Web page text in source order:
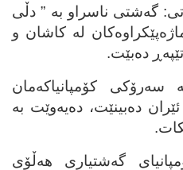
گه‌شتی ناسراو به‌ ” دڵی
له‌ کاشان و
ده‌بێت.
کۆمپانیاکه‌مان
ده‌بینێت، ده‌یه‌وێت به‌
گه‌شتیاری هه‌ڵۆی